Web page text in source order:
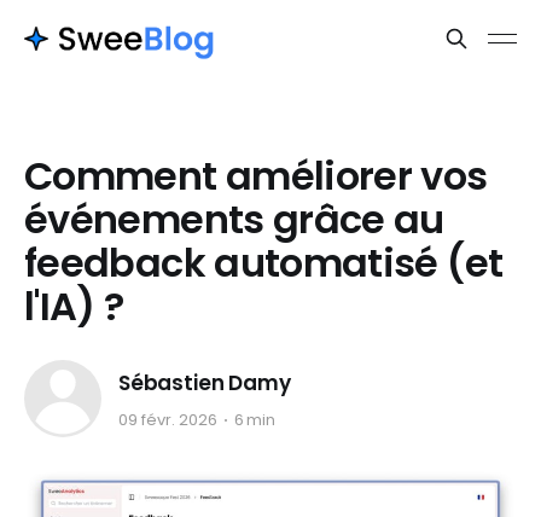
Comment améliorer vos
événements grâce au
feedback automatisé (et
l'IA) ?
Sébastien Damy
09 févr. 2026 6 min